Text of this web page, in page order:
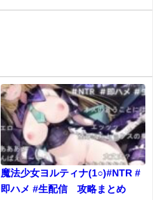
魔法少女ヨルティナ(1○)#NTR #
即ハメ #生配信 攻略まとめ